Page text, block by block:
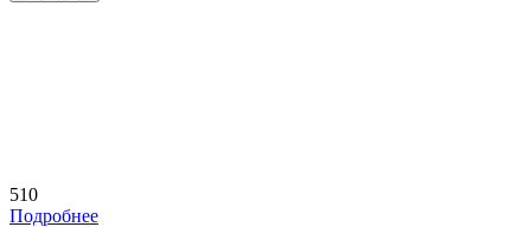
510
Подробнее